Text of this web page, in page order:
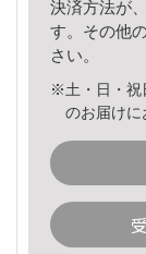
決済方法が
す。その他
さい。
※土・日・祝
のお届けに